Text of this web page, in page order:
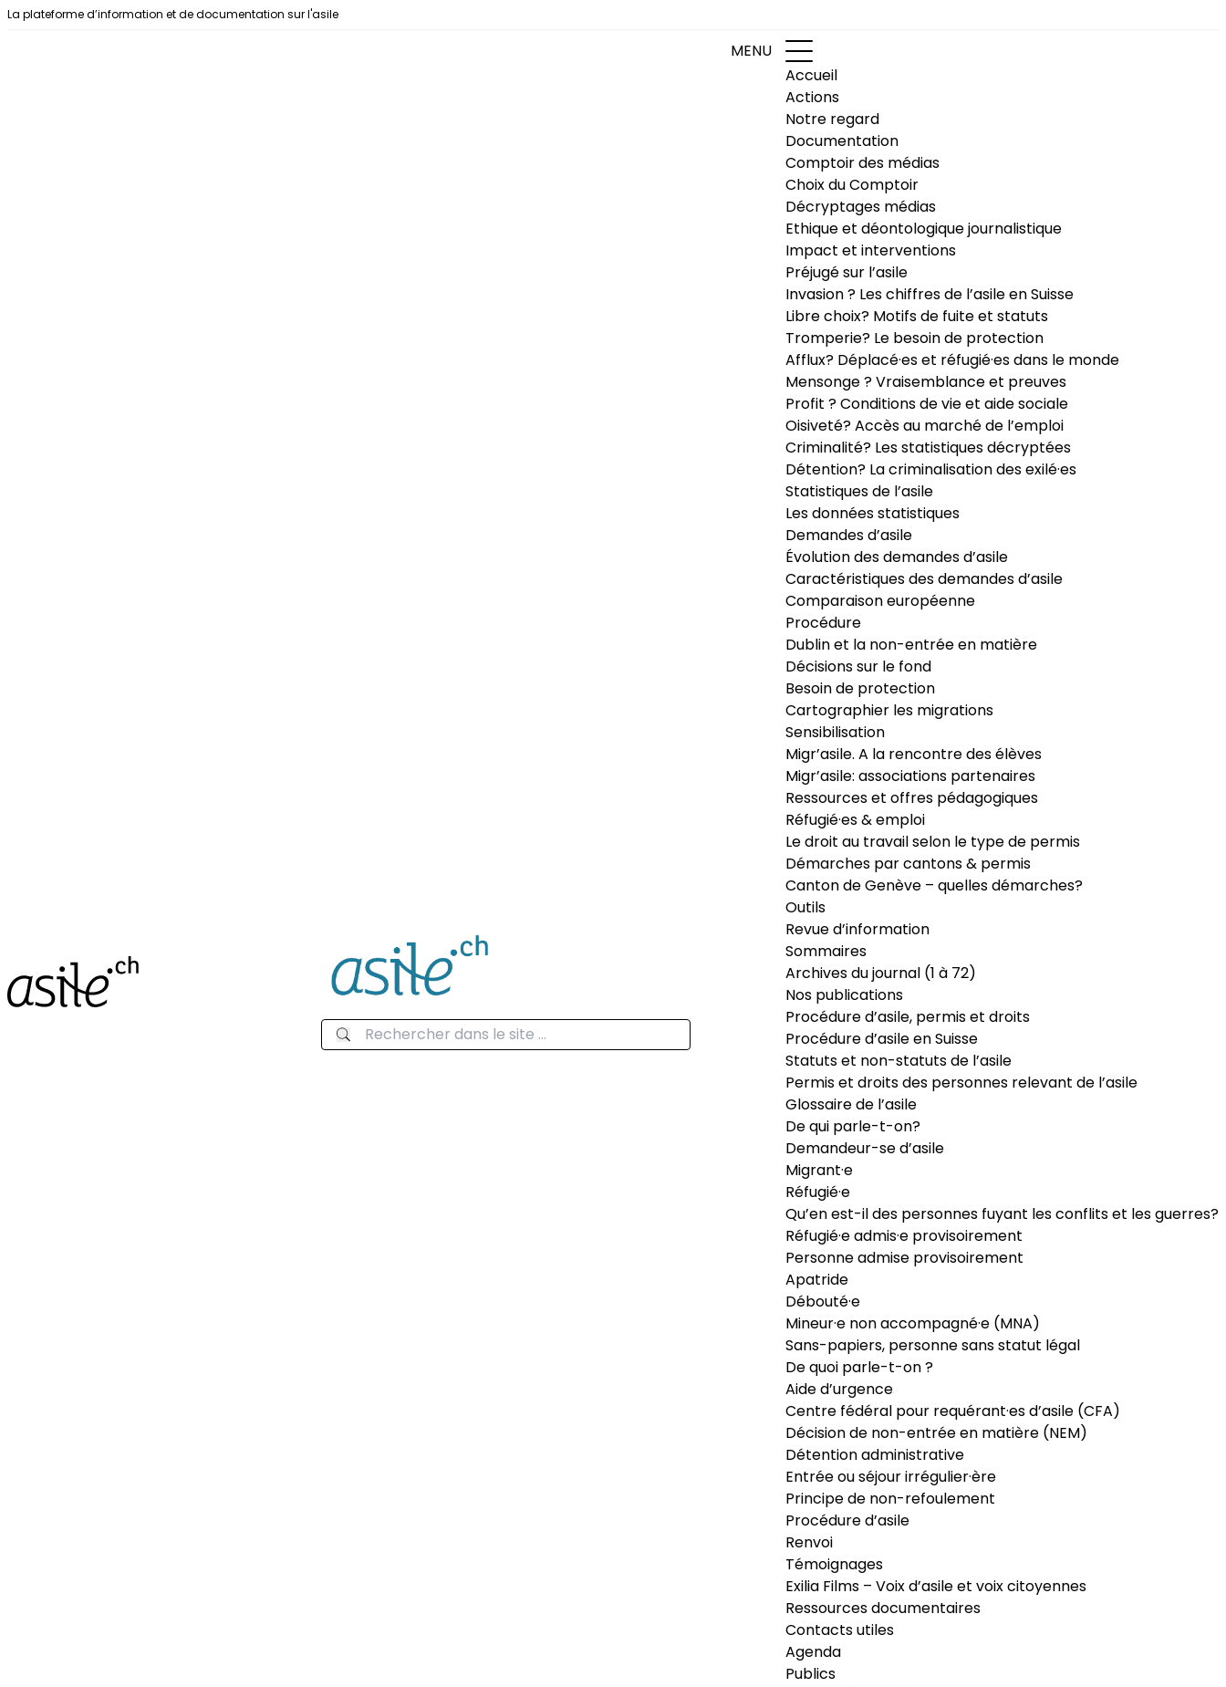
Aller au contenu
La plateforme d’information et de documentation sur l'asile
MENU
Accueil
Actions
Notre regard
Documentation
Comptoir des médias
Choix du Comptoir
Décryptages médias
Ethique et déontologique journalistique
Impact et interventions
Préjugé sur l’asile
Invasion ? Les chiffres de l’asile en Suisse
Libre choix? Motifs de fuite et statuts
Tromperie? Le besoin de protection
Afflux? Déplacé·es et réfugié·es dans le monde
Mensonge ? Vraisemblance et preuves
Profit ? Conditions de vie et aide sociale
Oisiveté? Accès au marché de l’emploi
Criminalité? Les statistiques décryptées
Détention? La criminalisation des exilé·es
Statistiques de l’asile
Les données statistiques
Demandes d’asile
Évolution des demandes d’asile
Caractéristiques des demandes d’asile
Comparaison européenne
Procédure
Dublin et la non-entrée en matière
Décisions sur le fond
Besoin de protection
Cartographier les migrations
Sensibilisation
Migr’asile. A la rencontre des élèves
Migr’asile: associations partenaires
Ressources et offres pédagogiques
Réfugié·es & emploi
Le droit au travail selon le type de permis
Démarches par cantons & permis
Canton de Genève – quelles démarches?
Outils
Revue d’information
Sommaires
Archives du journal (1 à 72)
Nos publications
Procédure d’asile, permis et droits
Procédure d’asile en Suisse
Statuts et non-statuts de l’asile
Permis et droits des personnes relevant de l’asile
Glossaire de l’asile
De qui parle-t-on?
Demandeur-se d’asile
Migrant·e
Réfugié·e
Qu’en est-il des personnes fuyant les conflits et les guerres?
Réfugié·e admis·e provisoirement
Personne admise provisoirement
Apatride
Débouté·e
Mineur·e non accompagné·e (MNA)
Sans-papiers, personne sans statut légal
De quoi parle-t-on ?
Aide d’urgence
Centre fédéral pour requérant·es d’asile (CFA)
Décision de non-entrée en matière (NEM)
Détention administrative
Entrée ou séjour irrégulier·ère
Principe de non-refoulement
Procédure d’asile
Renvoi
Témoignages
Exilia Films – Voix d’asile et voix citoyennes
Ressources documentaires
Contacts utiles
Agenda
Publics